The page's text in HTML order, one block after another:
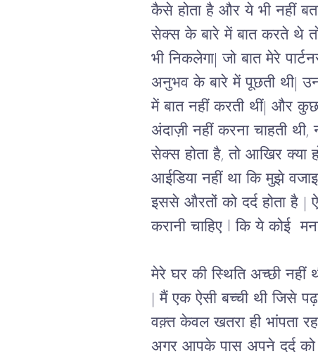
कैसे होता है और ये भी नहीं
सेक्स के बारे में बात करते थे तो
भी निकलेगा| जो बात मेरे
अनुभव के बारे में पूछती थी|
में बात नहीं करती थीं| और कुछ
अंदाज़ी नहीं करना चाहती
सेक्स होता है, तो आखिर क्या
आईडिया नहीं था कि मुझे
इससे औरतों को दर्द होता है
करानी चाहिए l कि ये कोई
मेरे घर की स्थिति अच्छी नहीं
| मैं एक ऐसी बच्ची थी जिसे
वक़्त केवल खतरा ही भांपता
अगर आपके पास अपने दर्द को